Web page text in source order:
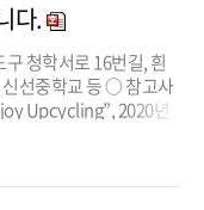
다.
청학서로 16번길, 흰
선중학교 등 ○ 참고사
Upcycling”, 2020년
아가는 봉산마을 스마
차 ...